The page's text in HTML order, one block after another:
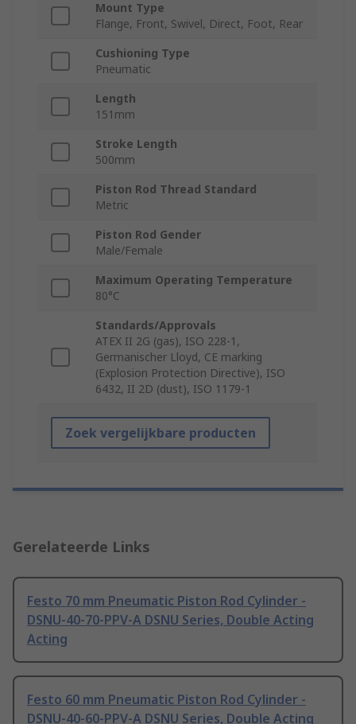
Mount Type
Flange, Front, Swivel, Direct, Foot, Rear
Cushioning Type
Pneumatic
Length
151mm
Stroke Length
500mm
Piston Rod Thread Standard
Metric
Piston Rod Gender
Male/Female
Maximum Operating Temperature
80°C
Standards/Approvals
ATEX II 2G (gas), ISO 228-1,
Germanischer Lloyd, CE marking
(Explosion Protection Directive), ISO
6432, II 2D (dust), ISO 1179-1
Zoek vergelijkbare producten
Gerelateerde Links
Festo 70 mm Pneumatic Piston Rod Cylinder -
DSNU-40-70-PPV-A DSNU Series, Double Acting
Acting
Festo 60 mm Pneumatic Piston Rod Cylinder -
DSNU-40-60-PPV-A DSNU Series, Double Acting